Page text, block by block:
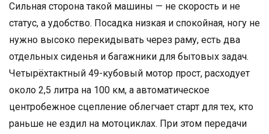
Сильная сторона такой машины — не скорость и не
статус, а удобство. Посадка низкая и спокойная, ногу не
нужно высоко перекидывать через раму, есть два
отдельных сиденья и багажники для бытовых задач.
Четырёхтактный 49-кубовый мотор прост, расходует
около 2,5 литра на 100 км, а автоматическое
центробежное сцепление облегчает старт для тех, кто
раньше не ездил на мотоциклах. При этом передачи